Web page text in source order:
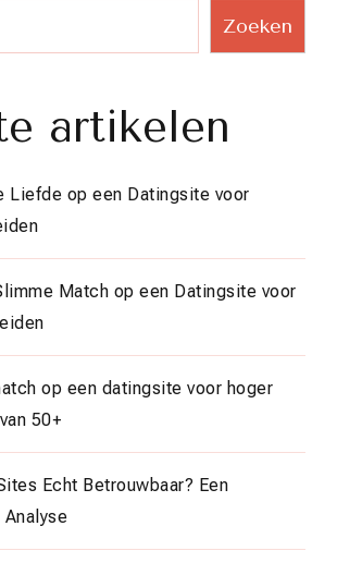
Zoeken
artikelen
Liefde op een Datingsite voor
Match op een Datingsite voor
op een datingsite voor hoger
50+
Echt Betrouwbaar? Een